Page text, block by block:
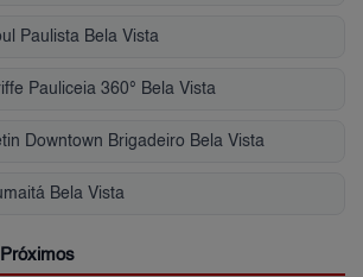
Paulista Bela Vista
Pauliceia 360° Bela Vista
Downtown Brigadeiro Bela Vista
Bela Vista